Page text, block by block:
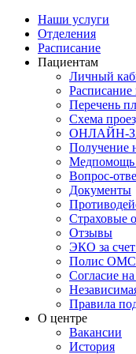
Наши услуги
Отделения
Расписание
Пациентам
Личный
Расписание
Перечень
Схема
ОНЛАЙН-
Получение
Медпомощь
Вопрос-
Документы
Страховые
Отзывы
ЭКО за
Полис ОМС
Согласие
Правила
О центре
Вакансии
История